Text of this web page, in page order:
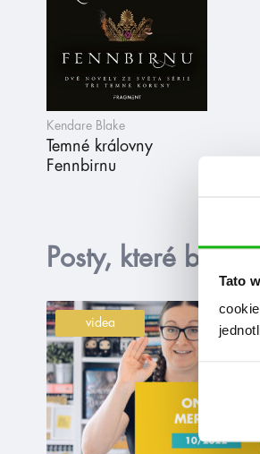
Tato
Kendare Blake
Temné královny
Fennbirnu
Posty, které by tě
videa